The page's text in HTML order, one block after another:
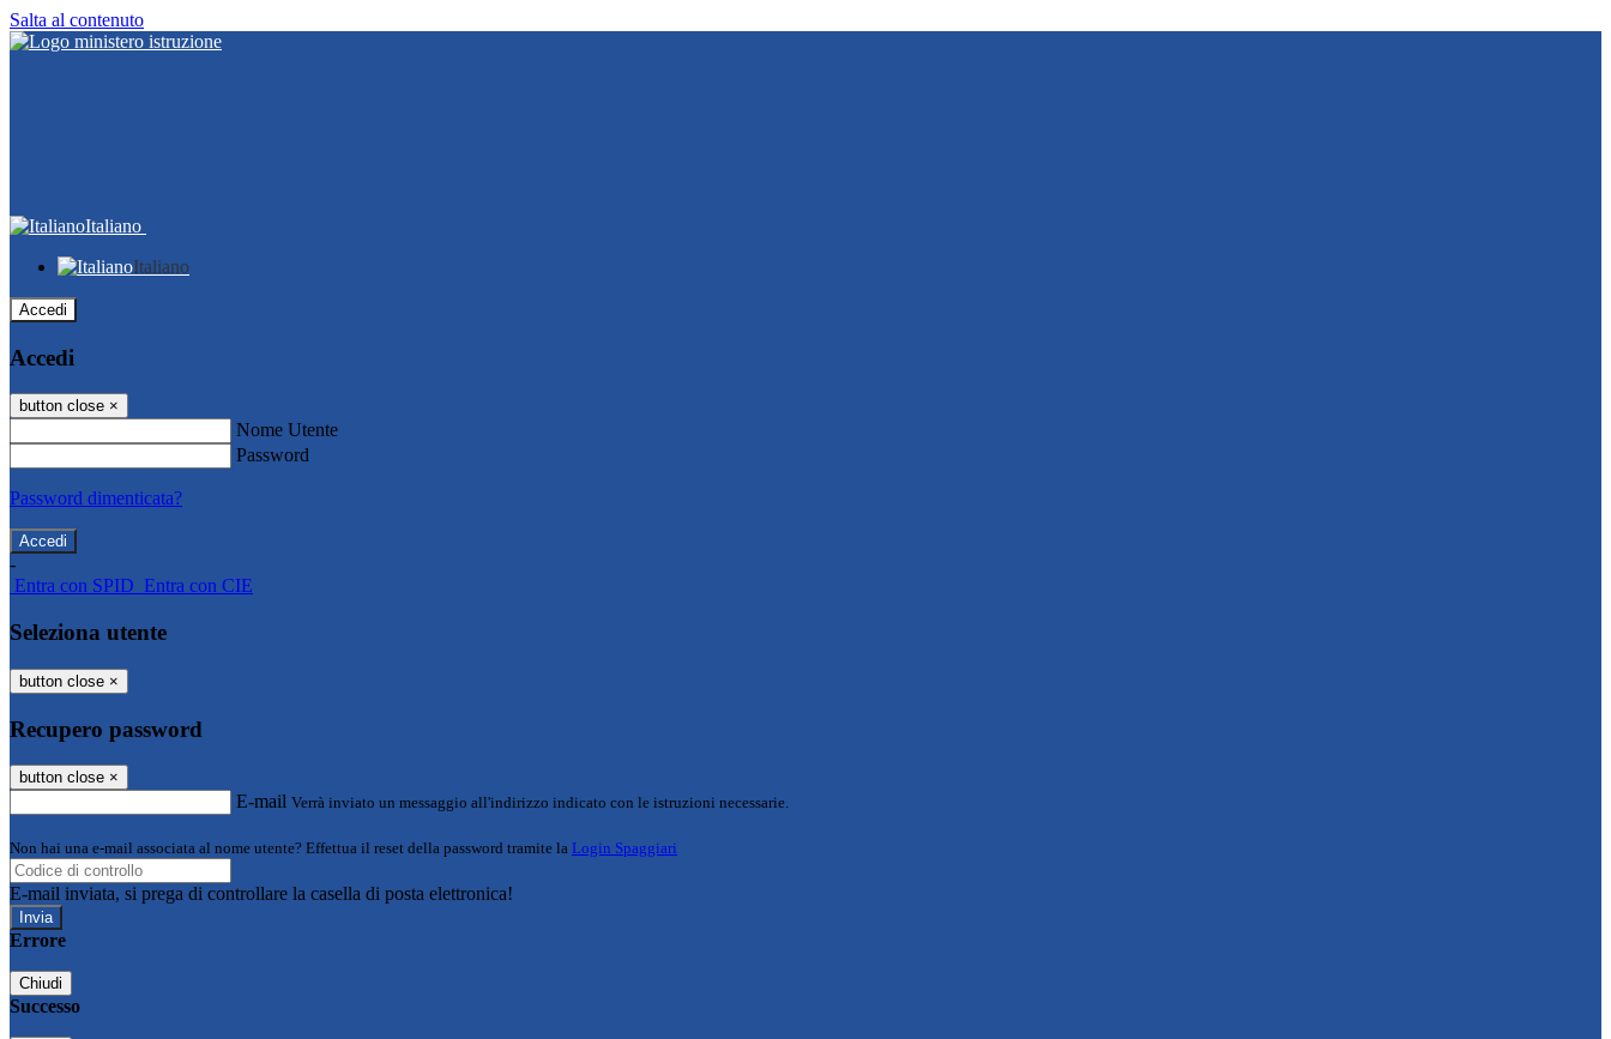
Salta al contenuto
Italiano
Italiano
Accedi
Accedi
button close ×
Nome Utente
Password
Password dimenticata?
-
Entra con SPID Entra con CIE
Seleziona utente
button close ×
Recupero password
button close ×
E-mail Verrà inviato un messaggio all'indirizzo indicato con le istruzioni necessarie.
Non hai una e-mail associata al nome utente? Effettua il reset della password tramite la Login Spaggiari
E-mail inviata, si prega di controllare la casella di posta elettronica!
Errore
Chiudi
Successo